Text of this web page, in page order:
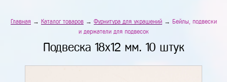
Главная→ Каталог товаров→ Фурнитура для украшений→ Бейлы, подвески
и держатели для подвесок
Подвеска 18х12 мм. 10 штук